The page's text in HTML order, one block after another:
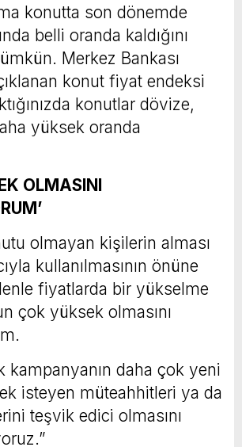
konutta son dönemde
belli oranda kaldığını
Merkez Bankası
konut fiyat endeksi
konutlar dövize,
yüksek oranda
OLMASINI
olmayan kişilerin alması
kullanılmasının önüne
fiyatlarda bir yükselme
çok yüksek olmasını
kampanyanın daha çok yeni
isteyen müteahhitleri ya da
teşvik edici olmasını